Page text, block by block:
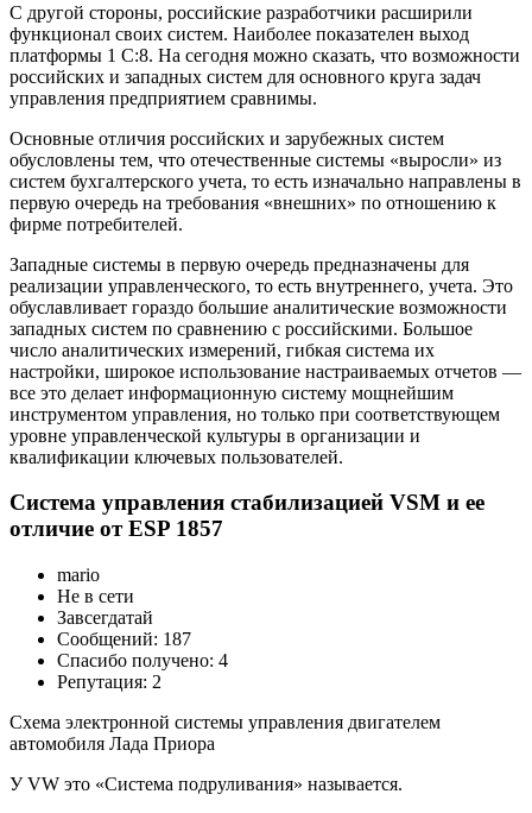
С другой стороны, российские разработчики расширили
функционал своих систем. Наиболее показателен выход
платформы 1 С:8. На сегодня можно сказать, что возможности
российских и западных систем для основного круга задач
управления предприятием сравнимы.
Основные отличия российских и зарубежных систем
обусловлены тем, что отечественные системы «выросли» из
систем бухгалтерского учета, то есть изначально направлены в
первую очередь на требования «внешних» по отношению к
фирме потребителей.
Западные системы в первую очередь предназначены для
реализации управленческого, то есть внутреннего, учета. Это
обуславливает гораздо большие аналитические возможности
западных систем по сравнению с российскими. Большое
число аналитических измерений, гибкая система их
настройки, широкое использование настраиваемых отчетов —
все это делает информационную систему мощнейшим
инструментом управления, но только при соответствующем
уровне управленческой культуры в организации и
квалификации ключевых пользователей.
Система управления стабилизацией VSM и ее
отличие от ESP 1857
mario
Не в сети
Завсегдатай
Сообщений: 187
Спасибо получено: 4
Репутация: 2
Схема электронной системы управления двигателем
автомобиля Лада Приора
У VW это «Система подруливания» называется.